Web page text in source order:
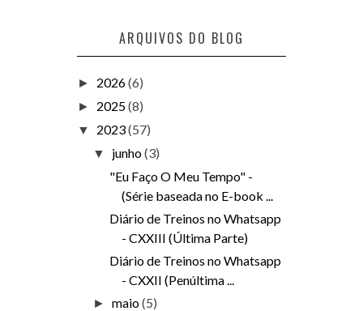
ARQUIVOS DO BLOG
► 2026(6)
► 2025(8)
▼ 2023(57)
▼ junho(3)
"Eu Faço O Meu Tempo" -
(Série baseada no E-book ...
Diário de Treinos no Whatsapp
- CXXIII (Última Parte)
Diário de Treinos no Whatsapp
- CXXII (Penúltima ...
►maio(5)